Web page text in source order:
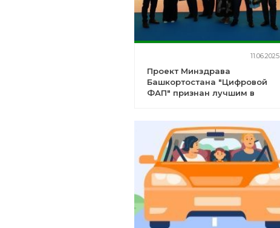
11.06.2025
Проект Минздрава
Башкортостана "Цифровой
ФАП" признан лучшим в